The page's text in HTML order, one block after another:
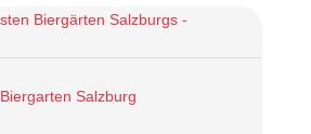
Biergarten Salzburg